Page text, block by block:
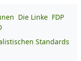
Die Linke FDP
Standards